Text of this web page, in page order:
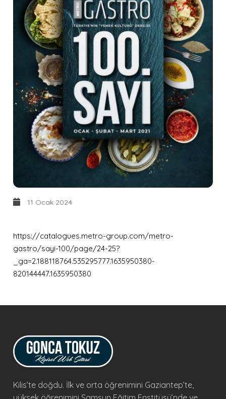
11 Ocak 2024
https://catalogues.metro-group.com/metro-
gastro/sayi-100/page/24-25?
_ga=2.188118764.535295777.1635950380-
820144447.1635950380
Kilis’te doğdu. İlk ve orta öğrenimini Gaziantep’te,